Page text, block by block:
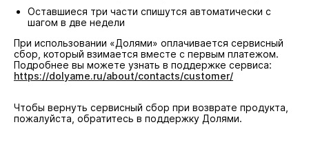
Оставшиеся три части спишутся автоматически с
шагом в две недели
При использовании «Долями» оплачивается сервисный
сбор, который взимается вместе с первым платежом.
Подробнее вы можете узнать в поддержке сервиса:
https://dolyame.ru/about/contacts/customer/
Чтобы вернуть сервисный сбор при возврате продукта,
пожалуйста, обратитесь в поддержку Долями.